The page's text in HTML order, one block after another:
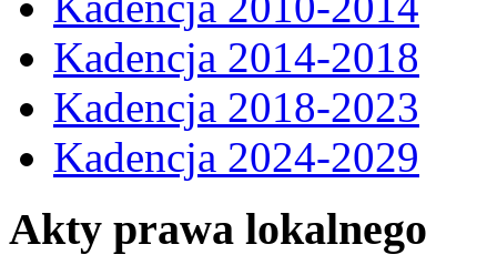
Kadencja 2014-2018
Kadencja 2018-2023
Kadencja 2024-2029
Akty prawa lokalnego